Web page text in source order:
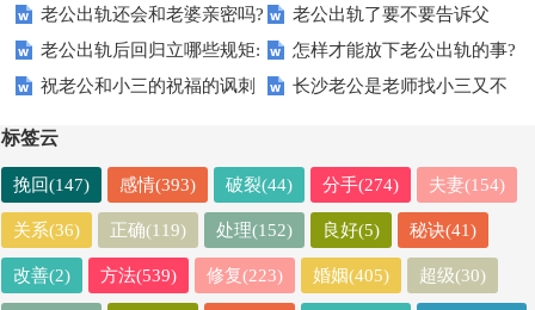
鬼导致离婚了怎么办
人的7个方法
老公出轨还会和老婆亲密吗?
说不定
老公出轨了要不要告诉父
母？深得人心的回答
老公出轨后回归立哪些规矩:
让他乖乖服从
怎样才能放下老公出轨的事?
5个快乐的方法
祝老公和小三的祝福的讽刺
长沙老公是老师找小三又不
标签云
挽回(147) 感情(393) 破裂(44) 分手(274) 夫妻(154)
关系(36) 正确(119) 处理(152) 良好(5) 秘诀(41)
改善(2) 方法(539) 修复(223) 婚姻(405) 超级(30)